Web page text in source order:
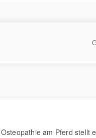
am Pferd